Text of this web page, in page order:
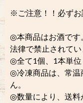
※ご注意！！必ずお
◎本商品はお酒です
法律で禁止されてい
◎全て1個、1本単位
◎冷凍商品は、常温
ん。
◎数量により、送料